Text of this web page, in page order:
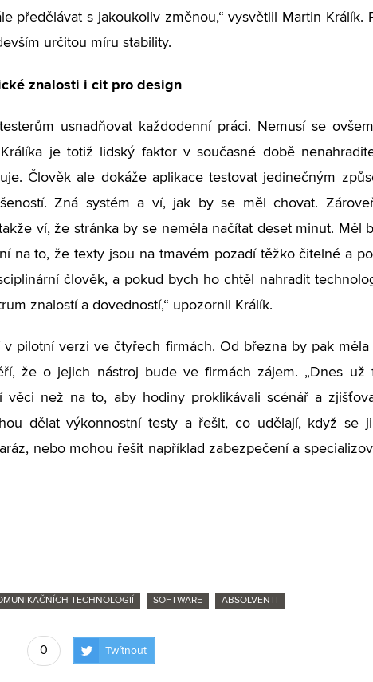
předělávat s jakoukoliv změnou,“ vysvětlil Martin Králík.
určitou míru stability.
znalosti i cit pro design
usnadňovat každodenní práci. Nemusí se
je totiž lidský faktor v současné době
Člověk ale dokáže aplikace testovat jedinečným
Zná systém a ví, jak by se měl chovat.
ví, že stránka by se neměla načítat deset minut. Měl
na to, že texty jsou na tmavém pozadí těžko čitelné a
člověk, a pokud bych ho chtěl nahradit
znalostí a dovedností,“ upozornil Králík.
v pilotní verzi ve čtyřech firmách. Od března by pak
že o jejich nástroj bude ve firmách zájem. „Dnes už
věci než na to, aby hodiny proklikávali scénář a
dělat výkonnostní testy a řešit, co udělají, když se
nebo mohou řešit například zabezpečení a
TECHNOLOGIÍ SOFTWARE ABSOLVENTI
0 Twítnout